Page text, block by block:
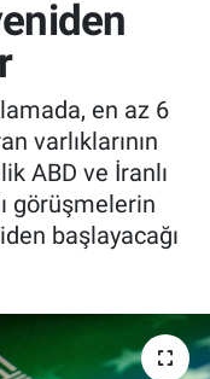
en az 6
varlıklarının
ABD ve İranlı
görüşmelerin
başlayacağı